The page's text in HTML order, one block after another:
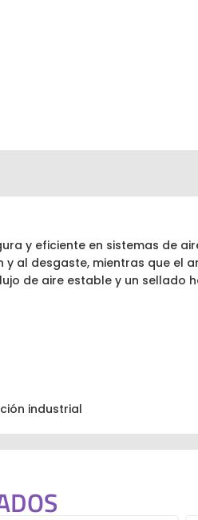
y eficiente en sistemas de
al desgaste, mientras que el
de aire estable y un sellado
industrial